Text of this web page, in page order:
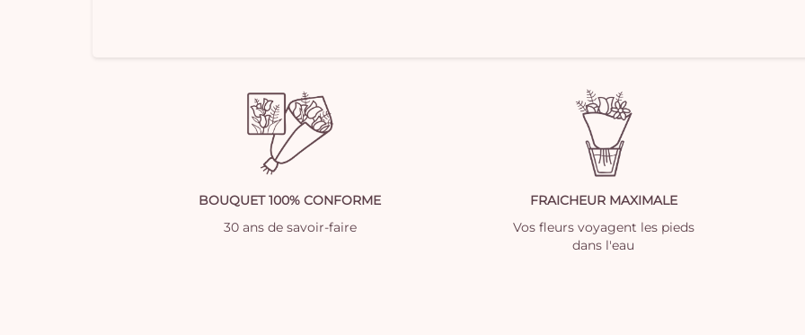
BOUQUET 100% CONFORME
30 ans de savoir-faire
FRAICHEUR MAXIMALE
Vos fleurs voyagent les pieds
dans l'eau